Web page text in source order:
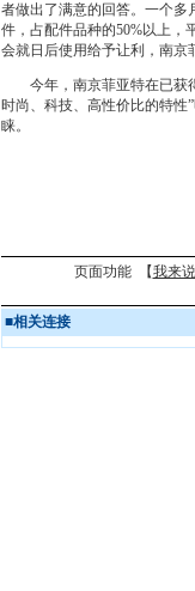
者做出了满意的回答。一个多
件，占配件品种的50%以上，
会就日后使用给予让利，南京
今年，南京菲亚特在已获得
时尚、科技、高性价比的特性
睐。
页面功能 【我来
■相关连接